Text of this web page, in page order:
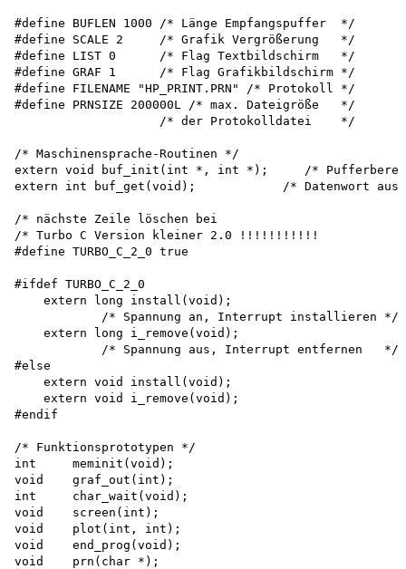
#define BUFLEN 1000 /* Länge Empfangspuffer  */
#define SCALE 2     /* Grafik Vergrößerung   */
#define LIST 0      /* Flag Textbildschirm   */
#define GRAF 1      /* Flag Grafikbildschirm */
#define FILENAME "HP_PRINT.PRN" /* Protokoll */
#define PRNSIZE 200000L /* max. Dateigröße   */
                    /* der Protokolldatei    */
/* Maschinensprache-Routinen */
extern void buf_init(int *, int *);     /*
extern int buf_get(void);            /* Datenwort aus
/* nächste Zeile löschen bei
/* Turbo C Version kleiner 2.0 !!!!!!!!!!!
#define TURBO_C_2_0 true
#ifdef TURBO_C_2_0
    extern long install(void);
            /* Spannung an, Interrupt installieren */
    extern long i_remove(void);
            /* Spannung aus, Interrupt entfernen   */
#else
    extern void install(void);
    extern void i_remove(void);
#endif
/* Funktionsprototypen */
int     meminit(void);
void    graf_out(int);
int     char_wait(void);
void    screen(int);
void    plot(int, int);
void    end_prog(void);
void    prn(char *);